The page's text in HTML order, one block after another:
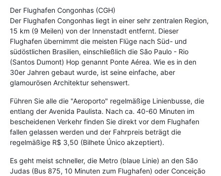
Der Flughafen Congonhas (CGH)
Der Flughafen Congonhas liegt in einer sehr zentralen Region,
15 km (9 Meilen) von der Innenstadt entfernt. Dieser
Flughafen übernimmt die meisten Flüge nach Süd- und
südöstlichen Brasilien, einschließlich die São Paulo - Rio
(Santos Dumont) Hop genannt Ponte Aérea. Wie es in den
30er Jahren gebaut wurde, ist seine einfache, aber
glamourösen Architektur sehenswert.
Führen Sie alle die "Aeroporto" regelmäßige Linienbusse, die
entlang der Avenida Paulista. Nach ca. 40-60 Minuten im
bescheidenen Verkehr finden Sie direkt vor dem Flughafen
fallen gelassen werden und der Fahrpreis beträgt die
regelmäßige R$ 3,50 (Bilhete Único akzeptiert).
Es geht meist schneller, die Metro (blaue Linie) an den São
Judas (Bus 875, 10 Minuten zum Flughafen) oder Conceição